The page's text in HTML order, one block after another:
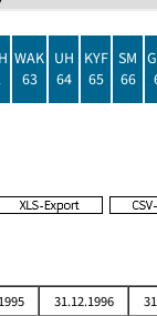
WAK
63
UH
64
KYF
65
SM
66
31.12.1996